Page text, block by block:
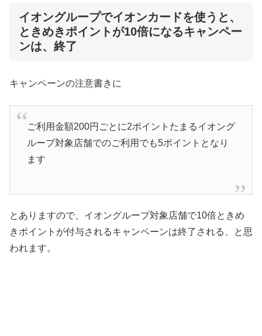
イオングループでイオンカードを使うと、
ときめきポイントが10倍になるキャンペー
ンは、終了
キャンペーンの注意書きに
ご利用金額200円ごとに2ポイントたまるイオング
ループ対象店舗でのご利用でも5ポイントとなり
ます
とありますので、イオングループ対象店舗で10倍ときめ
きポイントが付与されるキャンペーンは終了される、と思
われます。